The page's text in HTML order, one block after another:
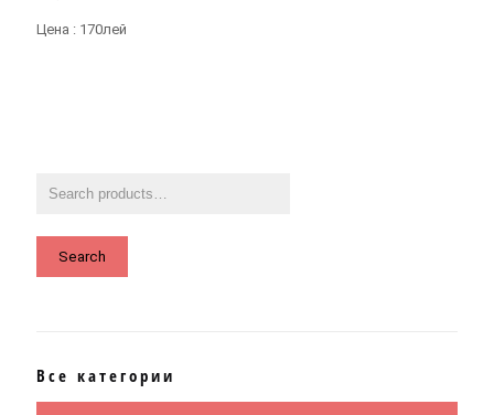
Цена : 170лей
Search
Все категории